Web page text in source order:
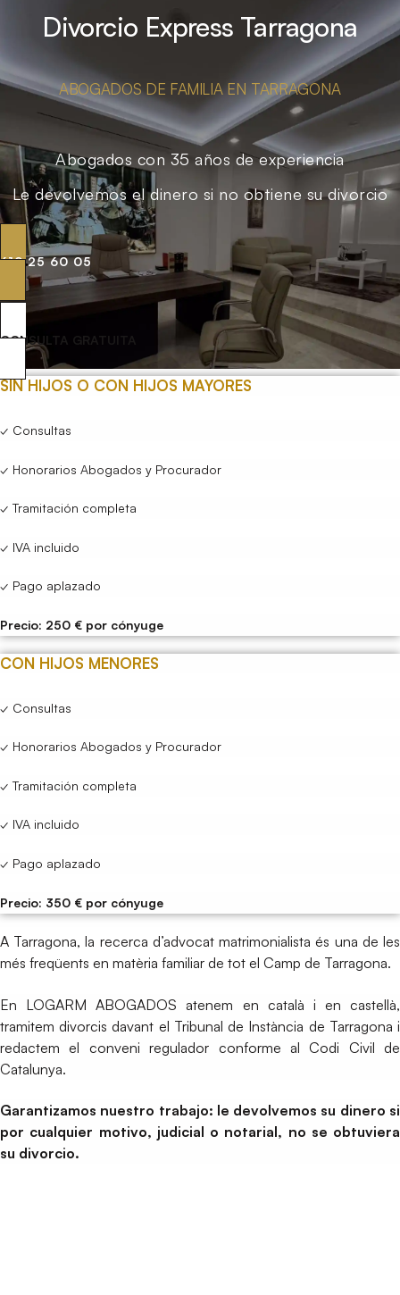
Divorcio Express Tarragona
ABOGADOS DE FAMILIA EN TARRAGONA
Abogados con 35 años de experiencia
Le devolvemos el dinero si no obtiene su divorcio
619 25 60 05
CONSULTA GRATUITA
SIN HIJOS O CON HIJOS MAYORES
✓ Consultas
✓ Honorarios Abogados y Procurador
✓ Tramitación completa
✓ IVA incluido
✓ Pago aplazado
Precio: 250 € por cónyuge
CON HIJOS MENORES
✓ Consultas
✓ Honorarios Abogados y Procurador
✓ Tramitación completa
✓ IVA incluido
✓ Pago aplazado
Precio: 350 € por cónyuge
A Tarragona, la recerca d’advocat matrimonialista és una de les
més freqüents en matèria familiar de tot el Camp de Tarragona.
En LOGARM ABOGADOS atenem en català i en castellà,
tramitem divorcis davant el Tribunal de Instància de Tarragona i
redactem el conveni regulador conforme al Codi Civil de
Catalunya.
Garantizamos nuestro trabajo: le devolvemos su dinero si
por cualquier motivo, judicial o notarial, no se obtuviera
su divorcio.